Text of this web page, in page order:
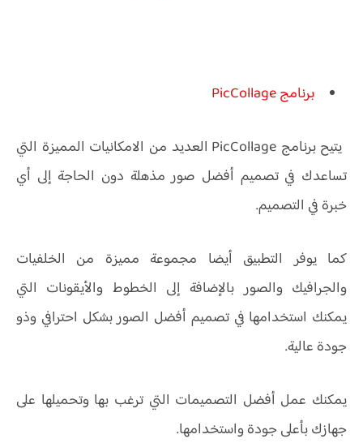
برنامج PicCollage
يتيح برنامج PicCollage العديد من الامكانيات المميزة التي
تساعدك في تصميم أفضل صور مذهلة دون الحاجة إلى أي
خبرة في التصميم.
كما يوفر التطبيق أيضا مجموعة مميزة من الخلفيات
والجرافيك والصور بالإضافة إلى الخطوط والأيقونات التي
يمكنك استخدامها في تصميم أفضل الصور بشكل احترافي وذو
جودة عالية.
يمكنك عمل أفضل التصميمات التي ترغب بها وتحميلها على
جهازك بأعلى جودة واستخدامها.